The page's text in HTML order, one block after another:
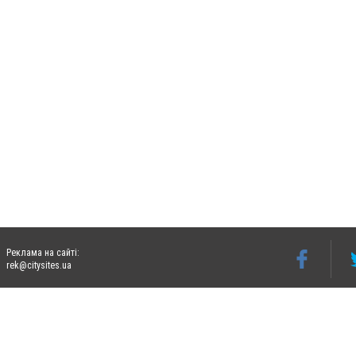
Реклама на сайті:
rek@citysites.ua